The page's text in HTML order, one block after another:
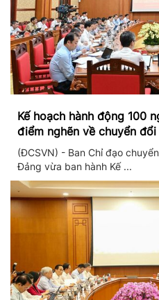
Kế hoạch hành động 100
điểm nghẽn về chuyển
Đảng
(ĐCSVN) - Ban Chỉ đạo
Đảng vừa ban hành Kế ...